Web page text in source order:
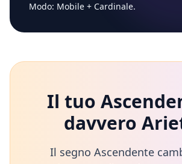
Modo: Mobile + Cardinale.
Il tuo
davvero
Il segno Ascendente